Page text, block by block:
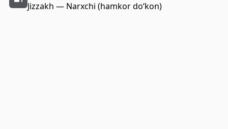
Jizzakh — Narxchi (hamkor do‘kon)